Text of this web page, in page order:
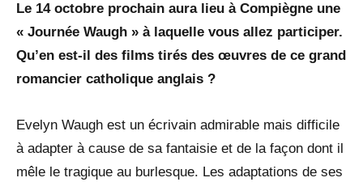
Le 14 octobre prochain aura lieu à Compiègne une
« Journée Waugh » à laquelle vous allez participer.
Qu’en est-il des films tirés des œuvres de ce grand
romancier catholique anglais ?
Evelyn Waugh est un écrivain admirable mais difficile
à adapter à cause de sa fantaisie et de la façon dont il
mêle le tragique au burlesque. Les adaptations de ses